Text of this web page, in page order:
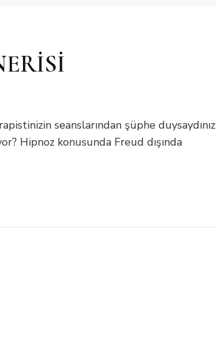
seanslarından şüphe duysaydınız
Hipnoz konusunda Freud dışında